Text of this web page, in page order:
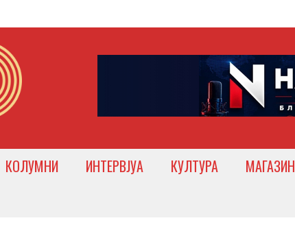
КОЛУМНИ ИНТЕРВЈУА КУЛТУРА МАГАЗИН